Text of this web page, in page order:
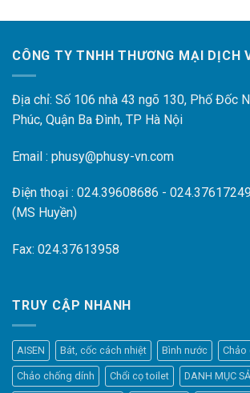
CÔNG TY TNHH THƯƠNG MẠI DỊCH
Địa chỉ: Số 106 nhà 43 ngõ 130, Phố Đốc
Phúc, Quận Ba Đình, TP Hà Nội
Email : phusy@phusy-vn.com
Điện thoại : 024.39608686 -
(MS Huyền)
Fax: 024.37613958
TRUY CẬP NHANH
AISEN Bát, cốc cách nhiệt Bình nước Chảo
Chảo chống dính Chổi cọ toilet DANH MỤC